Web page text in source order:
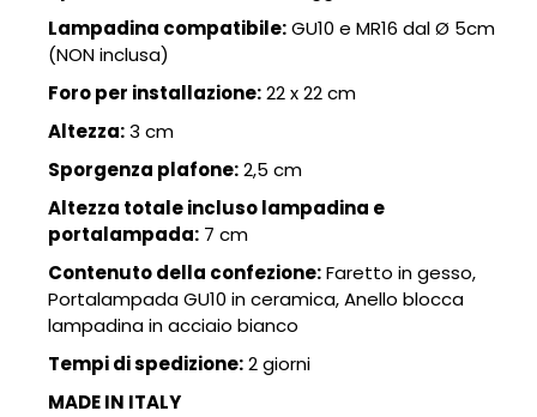
Lampadina compatibile:GU10 e MR16 dal Ø 5cm
(NON inclusa)
Foro per installazione:22 x 22 cm
Altezza:3 cm
Sporgenza plafone:2,5 cm
Altezza totale incluso lampadina e
portalampada: 7 cm
Contenuto della confezione:Faretto in gesso,
Portalampada GU10 in ceramica, Anello blocca
lampadina in acciaio bianco
Tempi di spedizione:2 giorni
MADE IN ITALY